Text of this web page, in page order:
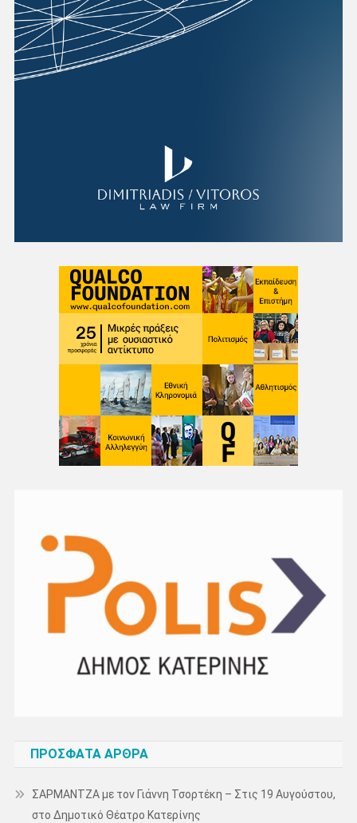
ΠΡΌΣΦΑΤΑ ΆΡΘΡΑ
ΣΑΡΜΑΝΤΖΑ με τον Γιάννη Τσορτέκη – Στις 19 Αυγούστου,
στο Δημοτικό Θέατρο Κατερίνης